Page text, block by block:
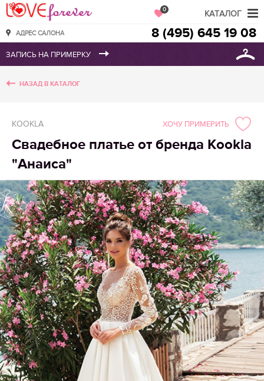
Love Forever
АДРЕС САЛОНА
0
8 (495) 645 19 08
НАЗАД В КАТАЛОГ
KOOKLA
Свадебное платье от бренда Kookla
"Анаиса"
ХОЧУ ПРИМЕРИТЬ
КАТАЛОГ